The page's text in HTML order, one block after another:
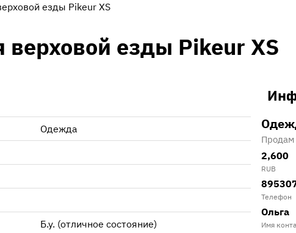
езды Pikeur XS
езды Pikeur XS
Одежда
Б.у. (отличное состояние)
Продам
2,600
RUB
Телефон
Ольга
Имя